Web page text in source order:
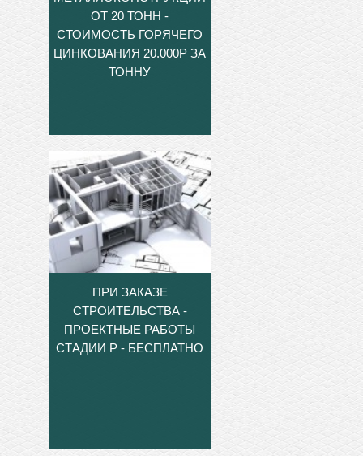
ОТ 20 ТОНН -
СТОИМОСТЬ ГОРЯЧЕГО
ЦИНКОВАНИЯ 20.000Р ЗА
ТОННУ
ПРИ ЗАКАЗЕ
СТРОИТЕЛЬСТВА -
ПРОЕКТНЫЕ РАБОТЫ
СТАДИИ Р - БЕСПЛАТНО